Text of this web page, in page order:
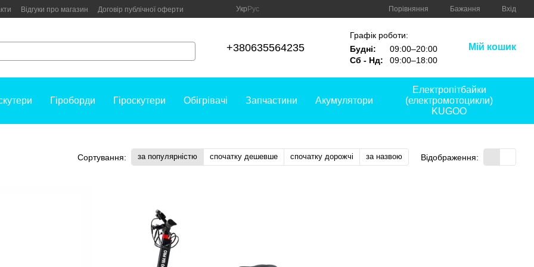
Відгуки про магазин Договір публічної оферти Укр Рус Порівняння Бажання Вхід
+380635564235
Графік роботи:
Будні:
09:00–20:00
Сб - Нд:
09:00–18:00
Мій кошик
Гіроборди Гіроскутери Обігрівачі Запчастини Акумулятори
Електропітбайки
(електромотоцикли)
KUGOO
Сортування: за популярністю спочатку дешевше спочатку дорожчі за назвою Відображення: